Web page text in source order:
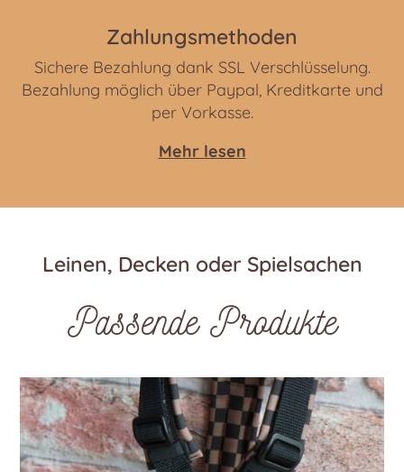
Zahlungsmethoden
Sichere Bezahlung dank SSL Verschlüsselung.
Bezahlung möglich über Paypal, Kreditkarte und
per Vorkasse.
Mehr lesen
Leinen, Decken oder Spielsachen
Passende Produkte